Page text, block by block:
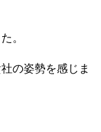
。
の姿勢を感じま